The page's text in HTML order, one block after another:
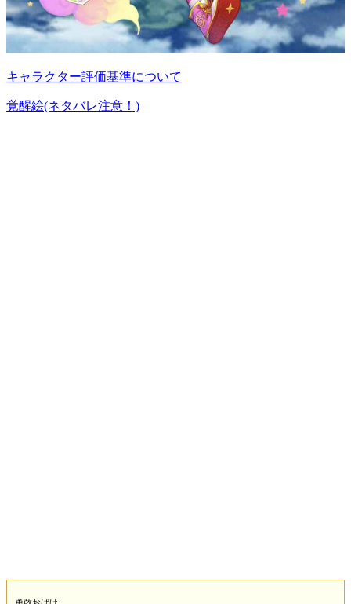
キャラクター評価基準について
覚醒絵(ネタバレ注意！)